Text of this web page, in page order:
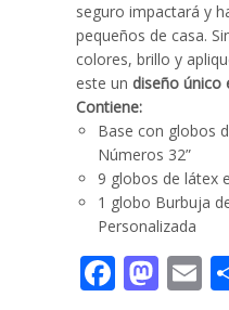
seguro impactará y
pequeños de casa.
colores, brillo y
este un diseño único
Contiene:
Base con globos
Números 32”
9 globos de látex
1 globo Burbuja
Personalizada